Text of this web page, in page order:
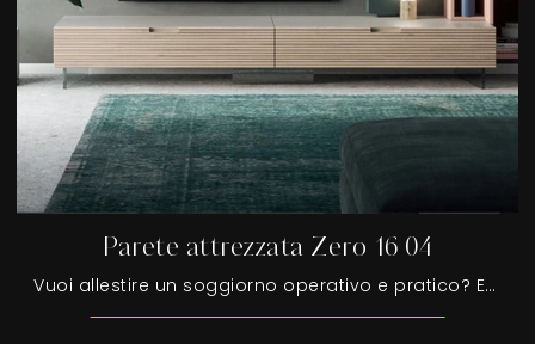
Parete attrezzata Zero 16 04
Vuoi allestire un soggiorno operativo e pratico? Ecco a te la parete attrezzata Parete attrezzata Zero 16 04 Devina Nais dalle linee decise moderne.